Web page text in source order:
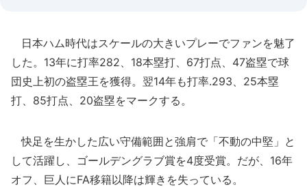
日本ハム時代はスケールの大きいプレーでファンを魅了
した。13年に打率282、18本塁打、67打点、47盗塁で球
団史上初の盗塁王を獲得。翌14年も打率.293、25本塁
打、85打点、20盗塁をマークする。
快足を生かした広い守備範囲と強肩で「不動の中堅」と
して活躍し、ゴールデングラブ賞を4度受賞。だが、16年
オフ、巨人にFA移籍以降は輝きを失っている。